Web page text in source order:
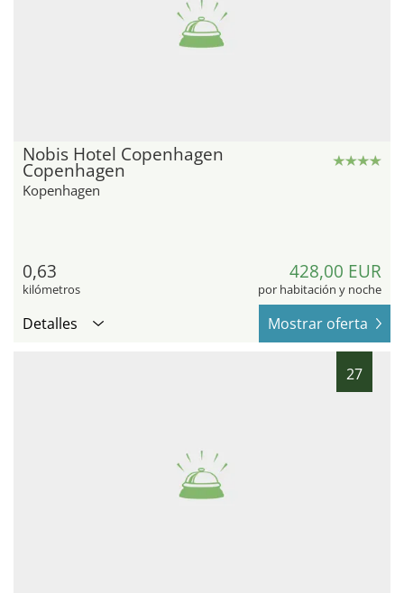
Nobis Hotel Copenhagen
Copenhagen
Kopenhagen
0,63
kilómetros
428,00 EUR
por habitación y noche
Detalles Mostrar oferta
27